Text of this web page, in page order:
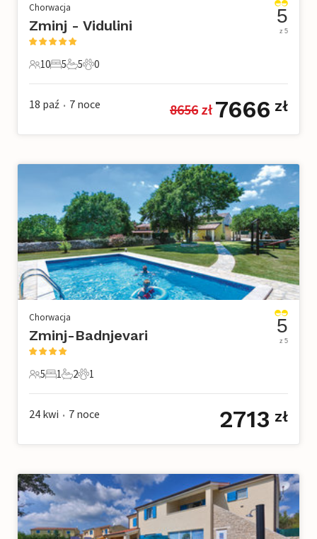
Chorwacja
Zminj - Vidulini
10 Goście
10
5 Sypialnie
5
5 Łazienki
5
0 Zwierzęta domowe
0
5
z 5
18 paź • 7 noce 8656 zł 7666 zł
Chorwacja
Zminj-Badnjevari
5 Goście
5
1 Sypialnia
1
2 Łazienki
2
1 Zwierzę domowe
1
5
z 5
24 kwi • 7 noce 2713 zł